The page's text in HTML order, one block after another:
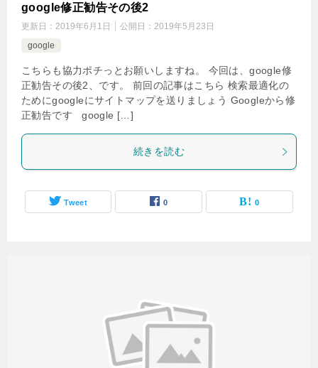
google修正勧告その後2
更新日： 2019年6月1日 公開日： 2019年5月23日
google
こちらも協力ポチっとお願いしますね。 今回は、google修
正勧告その後2、です。 前回の記事はこちら 検索最適化の
ためにgoogleにサイトマップを送りましょう Googleから修
正勧告です google […]
続きを読む
Tweet 0 0